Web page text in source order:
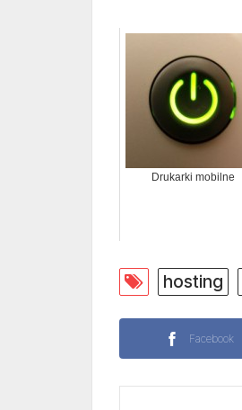
Drukarki mobilne
hosting
Facebook